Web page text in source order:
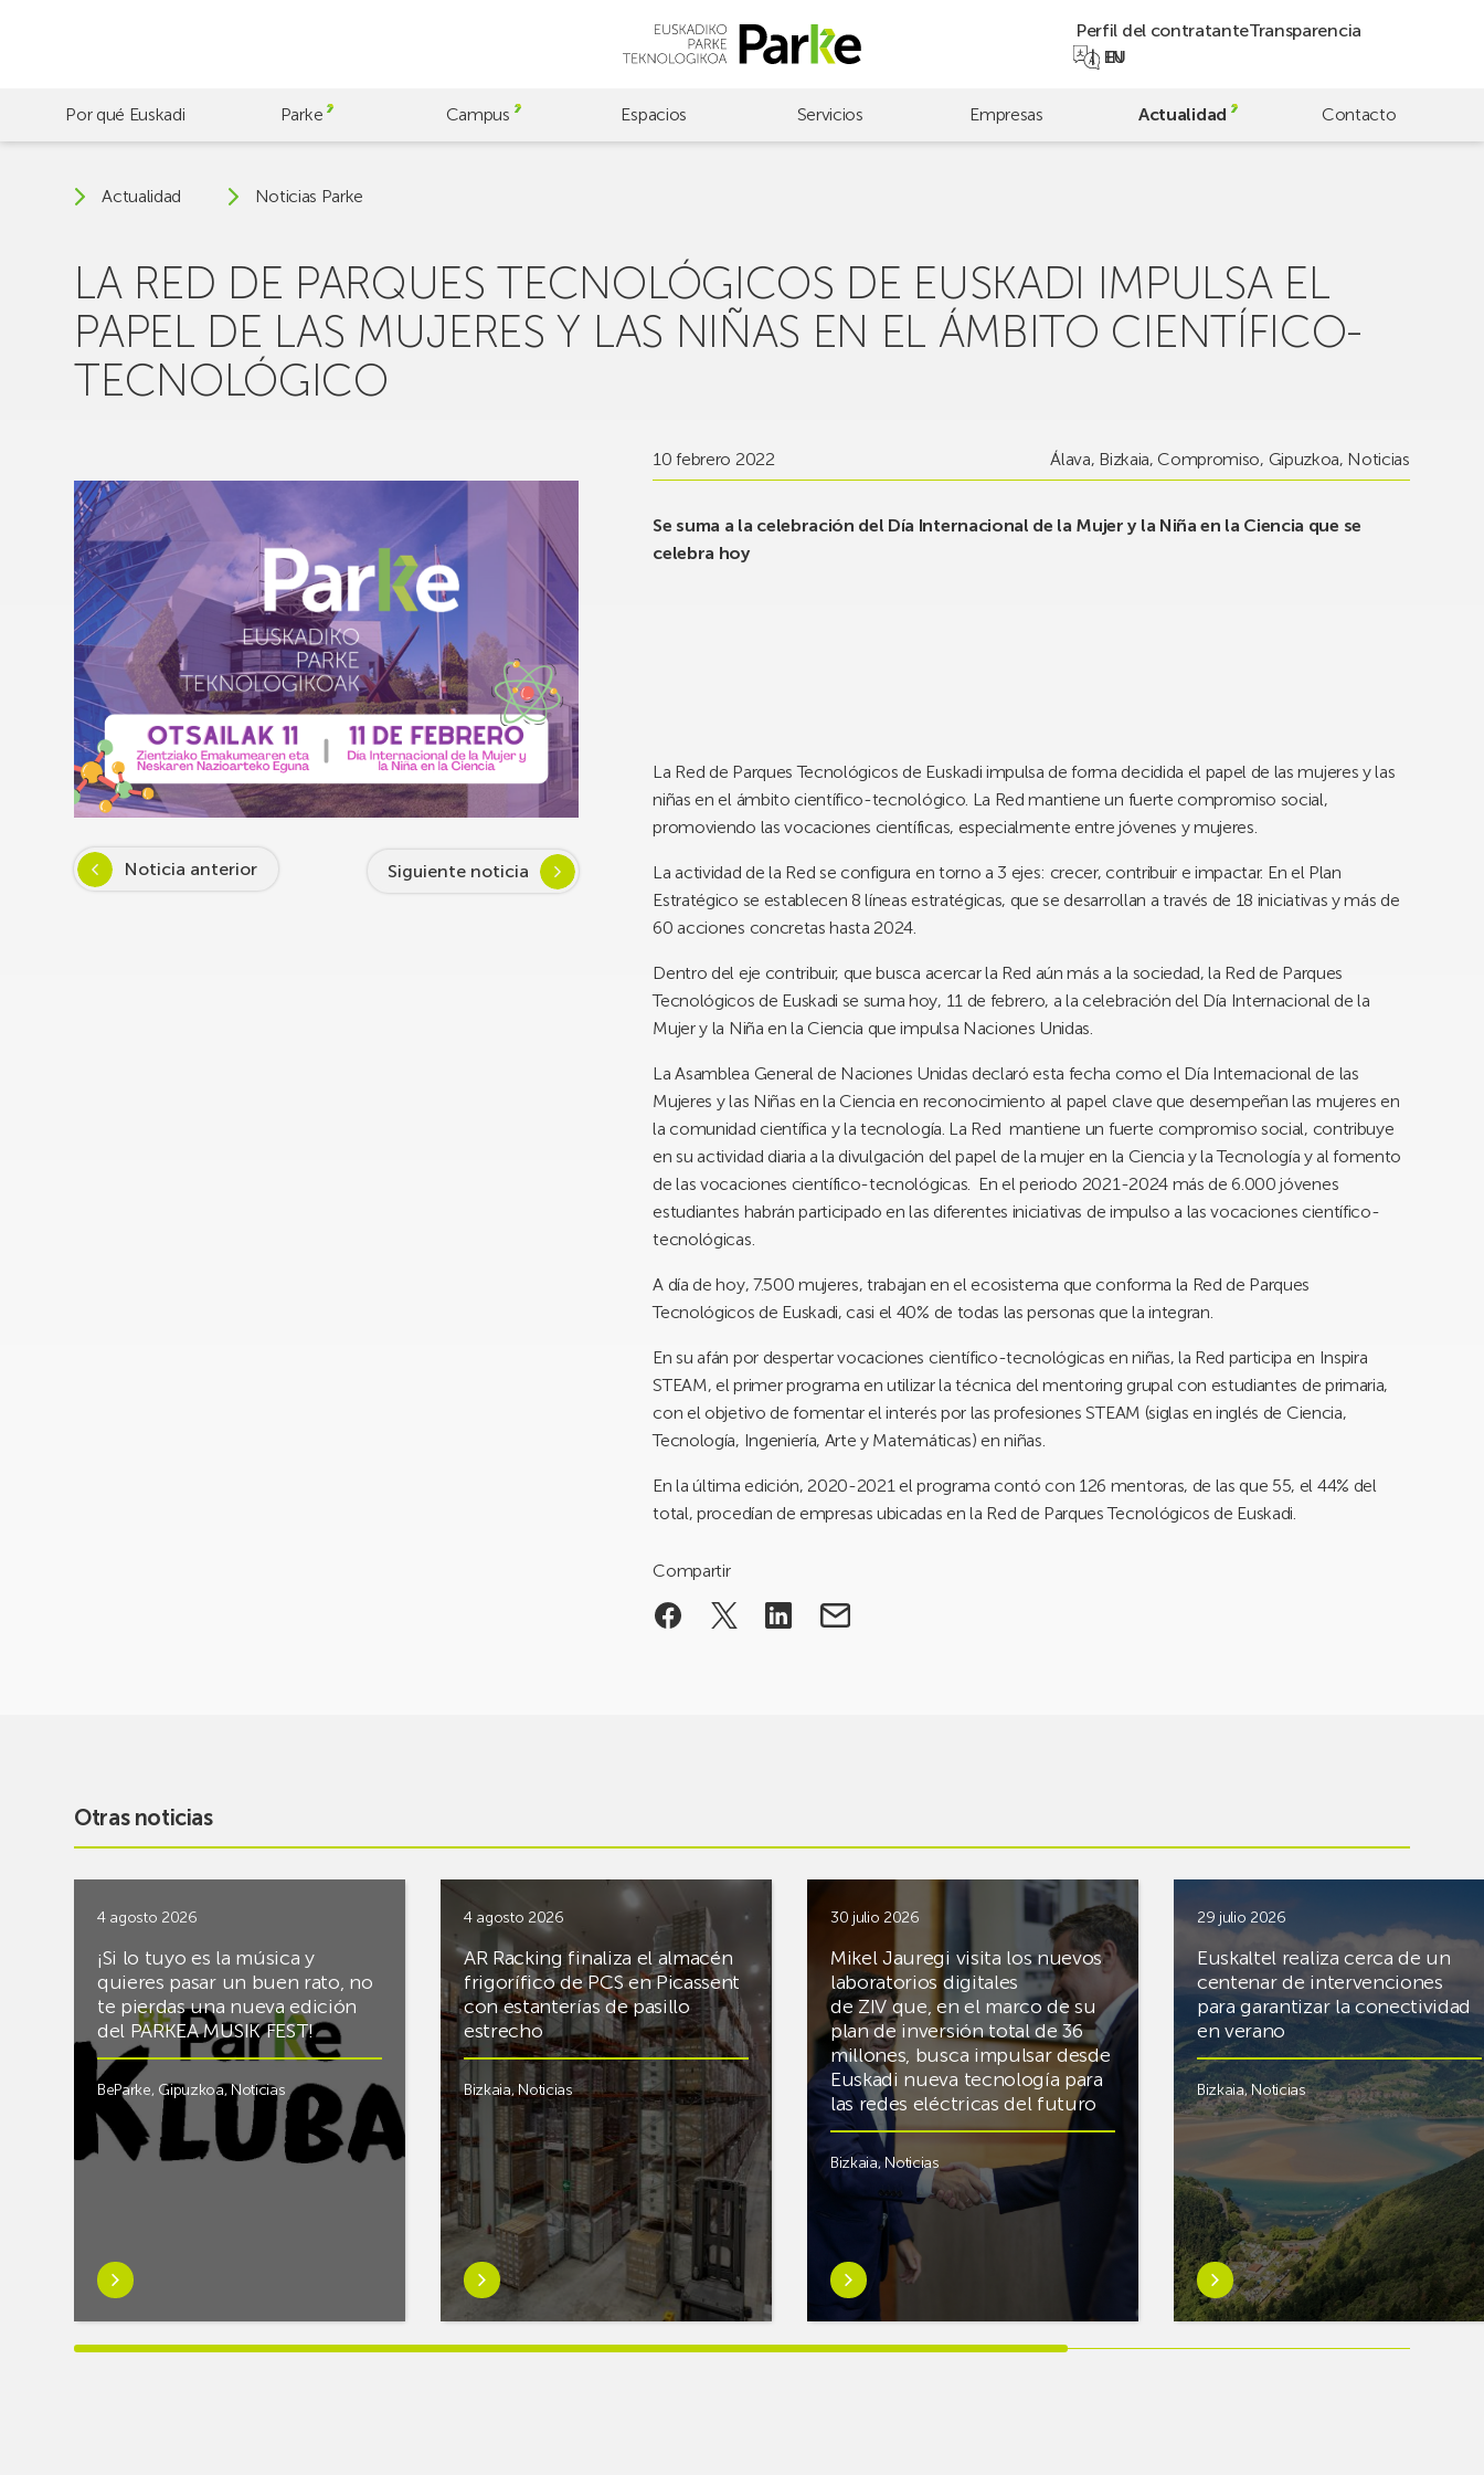
Perfil del contratanteTransparencia
EU
EN
Por qué Euskadi Parke Campus Espacios Servicios Empresas Actualidad Contacto
Actualidad Noticias Parke
LA RED DE PARQUES TECNOLÓGICOS DE EUSKADI IMPULSA EL
PAPEL DE LAS MUJERES Y LAS NIÑAS EN EL ÁMBITO CIENTÍFICO-
TECNOLÓGICO
Noticia anterior Siguiente noticia
10 febrero 2022 Álava, Bizkaia,Compromiso, Gipuzkoa, Noticias
Se suma a la celebración del Día Internacional de la Mujer y la Niña en la Ciencia que se
celebra hoy
La Red de Parques Tecnológicos de Euskadi impulsa de forma decidida el papel de las mujeres y las
niñas en el ámbito científico-tecnológico. La Red mantiene un fuerte compromiso social,
promoviendo las vocaciones científicas, especialmente entre jóvenes y mujeres.
La actividad de la Red se configura en torno a 3 ejes: crecer, contribuir e impactar. En el Plan
Estratégico se establecen 8 líneas estratégicas, que se desarrollan a través de 18 iniciativas y más de
60 acciones concretas hasta 2024.
Dentro del eje contribuir, que busca acercar la Red aún más a la sociedad, la Red de Parques
Tecnológicos de Euskadi se suma hoy, 11 de febrero, a la celebración del Día Internacional de la
Mujer y la Niña en la Ciencia que impulsa Naciones Unidas.
La Asamblea General de Naciones Unidas declaró esta fecha como el Día Internacional de las
Mujeres y las Niñas en la Ciencia en reconocimiento al papel clave que desempeñan las mujeres en
la comunidad científica y la tecnología. La Red mantiene un fuerte compromiso social, contribuye
en su actividad diaria a la divulgación del papel de la mujer en la Ciencia y la Tecnología y al fomento
de las vocaciones científico-tecnológicas. En el periodo 2021-2024 más de 6.000 jóvenes
estudiantes habrán participado en las diferentes iniciativas de impulso a las vocaciones científico-
tecnológicas.
A día de hoy, 7.500 mujeres, trabajan en el ecosistema que conforma la Red de Parques
Tecnológicos de Euskadi, casi el 40% de todas las personas que la integran.
En su afán por despertar vocaciones científico-tecnológicas en niñas, la Red participa en Inspira
STEAM, el primer programa en utilizar la técnica del mentoring grupal con estudiantes de primaria,
con el objetivo de fomentar el interés por las profesiones STEAM (siglas en inglés de Ciencia,
Tecnología, Ingeniería, Arte y Matemáticas) en niñas.
En la última edición, 2020-2021 el programa contó con 126 mentoras, de las que 55, el 44% del
total, procedían de empresas ubicadas en la Red de Parques Tecnológicos de Euskadi.
Compartir
Otras noticias
4 agosto 2026
¡Si lo tuyo es la música y
quieres pasar un buen rato, no
te pierdas una nueva edición
del PARKEA MUSIK FEST!
BeParke, Gipuzkoa,Noticias
Saber
más
sobre¡Si
lo
4 agosto 2026
AR Racking finaliza el almacén
frigorífico de PCS en Picassent
con estanterías de pasillo
estrecho
Bizkaia,Noticias
Saber
más
sobreAR
Racking
30 julio 2026
Mikel Jauregi visita los nuevos
laboratorios digitales
de ZIV que, en el marco de su
plan de inversión total de 36
millones, busca impulsar desde
Euskadi nueva tecnología para
las redes eléctricas del futuro
Bizkaia,Noticias
Saber
más
sobreMikel
Jauregi
29 julio 2026
Euskaltel realiza cerca de un
centenar de intervenciones
para garantizar la conectividad
en verano
Bizkaia,Noticias
Saber
más
sobreEuskaltel
realiza